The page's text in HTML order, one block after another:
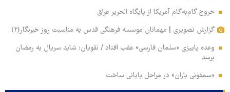
خروج گام‌به‌گام آمریکا از پایگاه الحریر عراق
گزارش تصویری | مهمانان موسسه فرهنگی قدس به مناسبت روز خبرنگار(۲)
وعده پاییزی «سلمان فارسی» عقب افتاد / نقویان: شاید سریال به رمضان
برسد
«سمفونی باران» در مراحل پایانی ساخت